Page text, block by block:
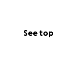
See top